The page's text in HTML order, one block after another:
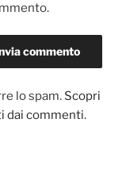
lo spam. Scopri
dai commenti.